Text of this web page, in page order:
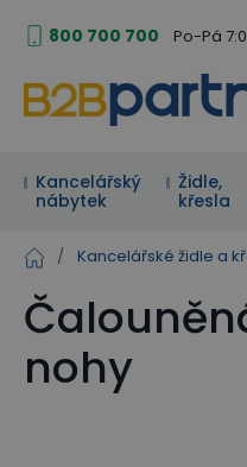
800 700 700 Po-Pá
Kancelářský
nábytek
Židle,
křesla
/ Kancelářské židle a
nohy